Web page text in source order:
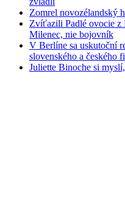
Zomrel novozélandský
Zvíťazili Padlé ovocie z
Milenec, nie bojovník
V Berlíne sa uskutoční
slovenského a českého
Juliette Binoche si